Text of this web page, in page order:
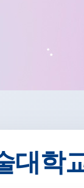
대학